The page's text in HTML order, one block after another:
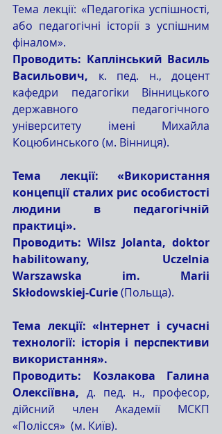
Тема лекції: «Педагогіка успішності,
або педагогічні історії з успішним
фіналом».
Проводить: Каплінський Василь
Васильович, к. пед. н., доцент
кафедри педагогіки Вінницького
державного педагогічного
університету імені Михайла
Коцюбинського (м. Вінниця).
Тема лекції: «Використання
концепції сталих рис особистості
людини в педагогічній
практиці».
Проводить: Wilsz Jolanta, doktor
habilitowany, Uczelnia
Warszawska im. Marii
Skłodowskiej-Curie (Польща).
Тема лекції: «Інтернет і сучасні
технології: історія і перспективи
використання».
Проводить: Козлакова Галина
Олексіївна, д. пед. н., професор,
дійсний член Академії МСКП
«Полісся»  (м. Київ).